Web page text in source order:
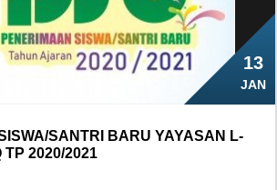
13
JAN
SANTRI BARU YAYASAN L-
TP 2020/2021